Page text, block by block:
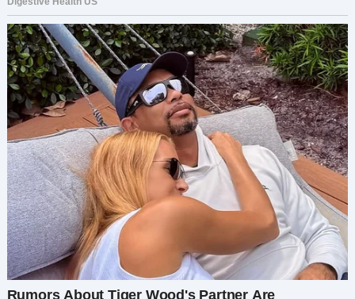
которых я пекла рождественское печенье
двадцать лет — всё исчезло. Будто этого
никогда не было.
А хуже всего? Поварёшка моей мамы.
Сковорода из чугуна, подаренная на свадьбу.
Миска с трещинкой, из которой я каждое
воскресенье делала блины. Семейные
реликвии, каждая с историей.
— Наталья, — прошипела я, уже поднимаясь
наверх.
Я нашла её развалившейся на моей кровати, в
моём халате, уткнувшейся в телефон, как будто